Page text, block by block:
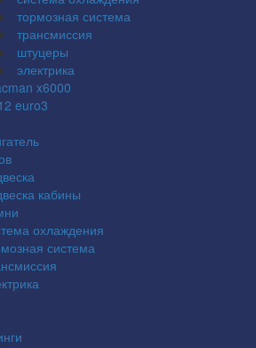
тормозная система
трансмиссия
штуцеры
электрика
x6000
euro3
кабины
охлаждения
система